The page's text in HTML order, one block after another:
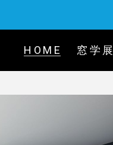
HOME 窓学展